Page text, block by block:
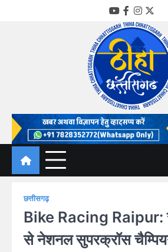
YouTube
Facebook
Thiha
गोठ जन-जन के
छत्तीसगढ़
Bike Racing Raipur:
से नेशनल सुपरक्रॉस